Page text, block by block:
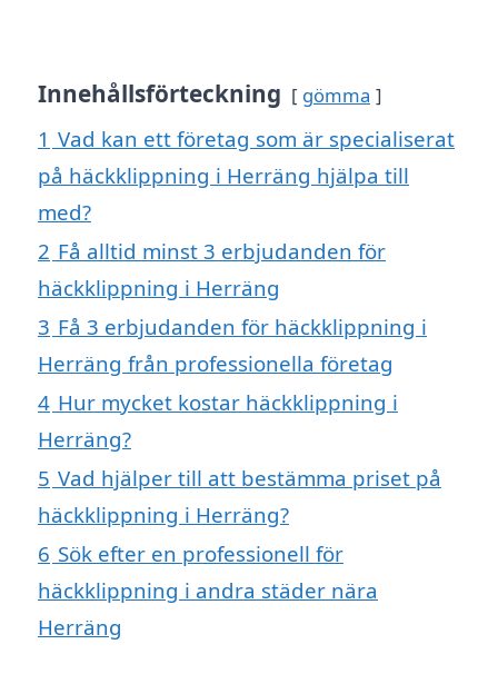
Innehållsförteckning gömma
1 Vad kan ett företag som är specialiserat
på häckklippning i Herräng hjälpa till
med?
2 Få alltid minst 3 erbjudanden för
häckklippning i Herräng
3 Få 3 erbjudanden för häckklippning i
Herräng från professionella företag
4 Hur mycket kostar häckklippning i
Herräng?
5 Vad hjälper till att bestämma priset på
häckklippning i Herräng?
6 Sök efter en professionell för
häckklippning i andra städer nära
Herräng